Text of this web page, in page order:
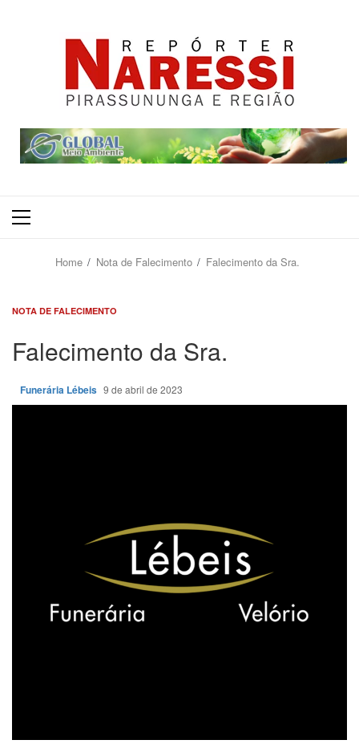
Primary
Home Nota de Falecimento Falecimento da Sra.
NOTA DE FALECIMENTO
Falecimento da Sra.
Funerária Lébeis 9 de abril de 2023